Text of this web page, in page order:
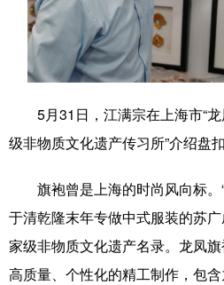
法律 中央文件
食品 人居
文化产业
5月31日，江满宗在上海市“
级非物质文化遗产传习所”介绍盘扣
旗袍曾是上海的时尚风向标。
于清乾隆末年专做中式服装的苏
家级非物质文化遗产名录。龙凤旗
高质量、个性化的精工制作，包